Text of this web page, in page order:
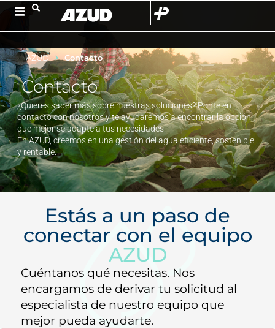
AZUD Contacto
Contacto
¿Quieres saber más sobre nuestras soluciones? Ponte en
contacto con nosotros y te ayudaremos a encontrar la opción
que mejor se adapte a tus necesidades.
En AZUD, creemos en una gestión del agua eficiente, sostenible
y rentable.
Estás a un paso de
conectar con el equipo
AZUD
Cuéntanos qué necesitas. Nos
encargamos de derivar tu solicitud al
especialista de nuestro equipo que
mejor pueda ayudarte.